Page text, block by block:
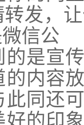
发，
信公
是宣
内容
同还
好的印